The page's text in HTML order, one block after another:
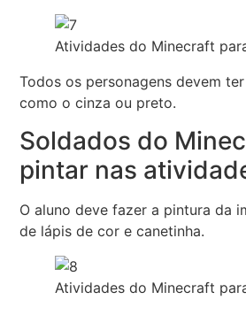
Atividades do Minecraft
Todos os personagens devem
como o cinza ou preto.
Soldados do
pintar nas
O aluno deve fazer a pintura da
de lápis de cor e canetinha.
Atividades do Minecraft